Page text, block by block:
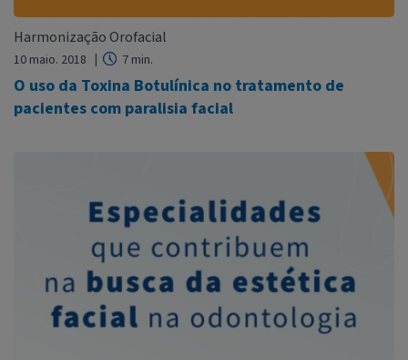
Harmonização Orofacial
10 maio. 2018 7 min.
O uso da Toxina Botulínica no tratamento de
pacientes com paralisia facial